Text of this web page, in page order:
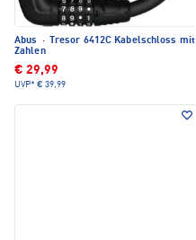
Abus ·
Tresor 6412C Kabelschloss mit
Zahlen
€ 29,99
UVP* € 39,99